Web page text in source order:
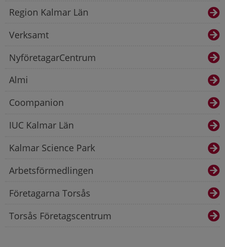
Region Kalmar Län
Verksamt
NyföretagarCentrum
Almi
Coompanion
IUC Kalmar Län
Kalmar Science Park
Arbetsförmedlingen
Företagarna Torsås
Torsås Företagscentrum